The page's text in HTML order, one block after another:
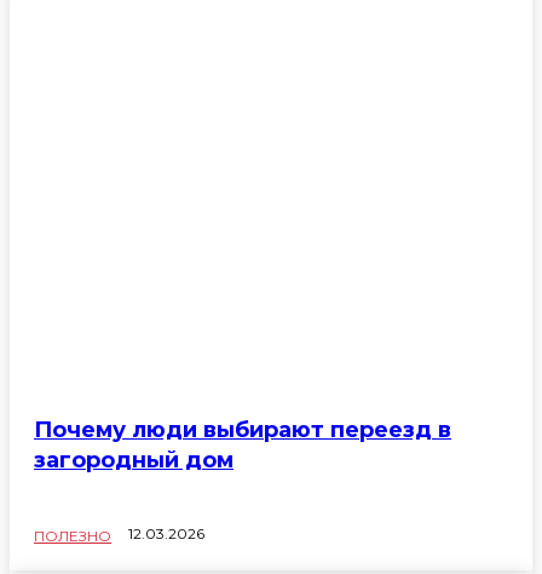
ПОЛЕЗНО
Почему люди выбирают переезд в
загородный дом
ПОЛЕЗНО 12.03.2026